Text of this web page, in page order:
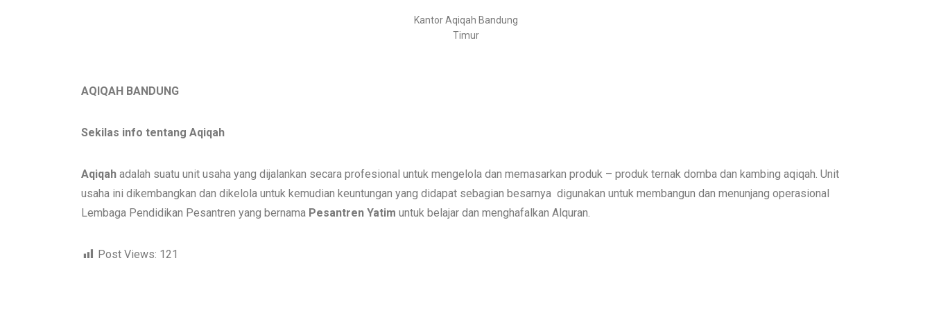
Kantor Aqiqah Bandung
Timur
AQIQAH BANDUNG
Sekilas info tentang Aqiqah
Aqiqah adalah suatu unit usaha yang dijalankan secara profesional untuk mengelola dan memasarkan produk – produk ternak domba dan kambing aqiqah. Unit
usaha ini dikembangkan dan dikelola untuk kemudian keuntungan yang didapat sebagian besarnya digunakan untuk membangun dan menunjang operasional
Lembaga Pendidikan Pesantren yang bernama Pesantren Yatim untuk belajar dan menghafalkan Alquran.
Post Views: 121